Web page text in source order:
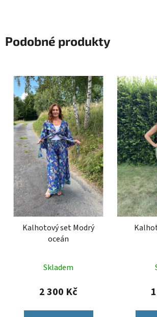
Podobné produkty
Kalhotový set Modrý
oceán
Skladem
2 300 Kč